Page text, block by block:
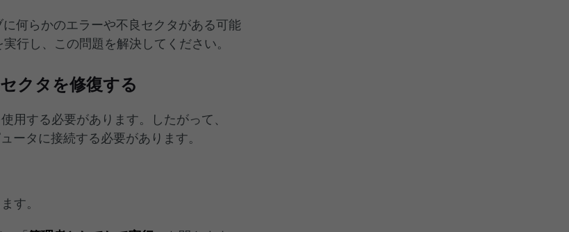
何らかのエラーや不良セクタがある可能
行し、この問題を解決してください。
クタを修復する
用する必要があります。したがって、
ータに接続する必要があります。
す。